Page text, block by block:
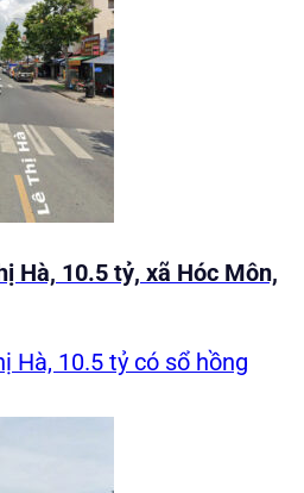
Hà, 10.5 tỷ, xã Hóc Môn,
Hà, 10.5 tỷ có sổ hồng